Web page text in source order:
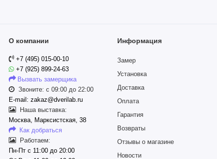
О компании
+7 (495) 015-00-10
+7 (925) 899-24-63
Вызвать замерщика
Звоните: с 09:00 до 22:00
E-mail: zakaz@dverilab.ru
Наша выставка:
Москва, Марксистская, 38
Как добраться
Работаем:
Пн-Пт с 11:00 до 20:00
Информация
Замер
Установка
Доставка
Оплата
Гарантия
Возвраты
Отзывы о магазине
Новости